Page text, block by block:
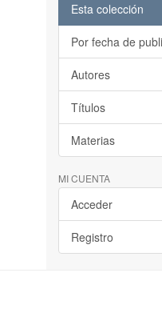
Esta colección
Por fecha de
Autores
Títulos
Materias
MI CUENTA
Acceder
Registro